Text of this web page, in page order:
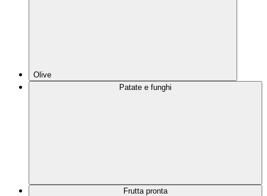
Olive
Patate e funghi
Frutta pronta